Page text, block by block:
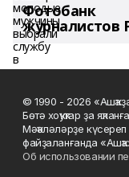
Фотобанк
журналистов
© 1990 - 2026
Бөтә хоҡуҡтар ҙа
Мәҡәләләрҙе
файҙаланғанда
Об использовании